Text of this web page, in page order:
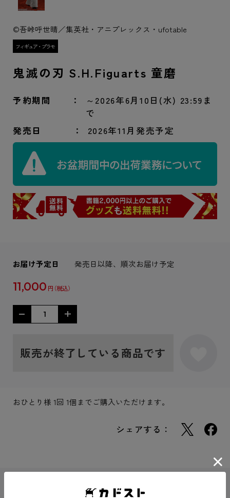
©吾峠呼世晴／集英社・アニプレックス・ufotable
鬼滅の刃 S.H.Figuarts 童磨
予約期間
～2026年6月10日(水) 23:59ま
で
発売日
2026年11月発売予定
お届け予定日 発売日以降、順次お届け予定
11,000 円
販売が終了している商品です
おひとり様 1回 1個までご購入いただけます。
シェアする：
4573102721303